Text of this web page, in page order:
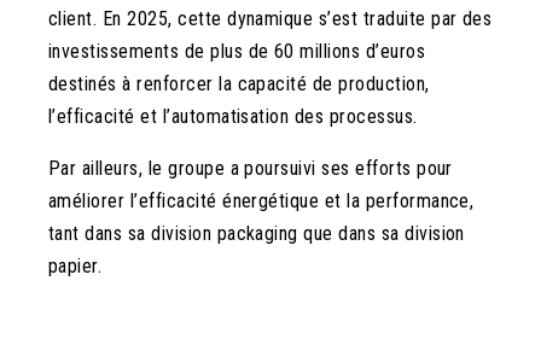
client. En 2025, cette dynamique s’est traduite par des
investissements de plus de 60 millions d’euros
destinés à renforcer la capacité de production,
l’efficacité et l’automatisation des processus.
Par ailleurs, le groupe a poursuivi ses efforts pour
améliorer l’efficacité énergétique et la performance,
tant dans sa division packaging que dans sa division
papier.